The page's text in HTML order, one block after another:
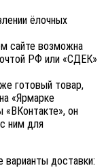
ёлочных
сайте возможна
РФ или «СДЕК»
готовый товар,
«Ярмарке
«ВКонтакте», он
ним для
доставки: